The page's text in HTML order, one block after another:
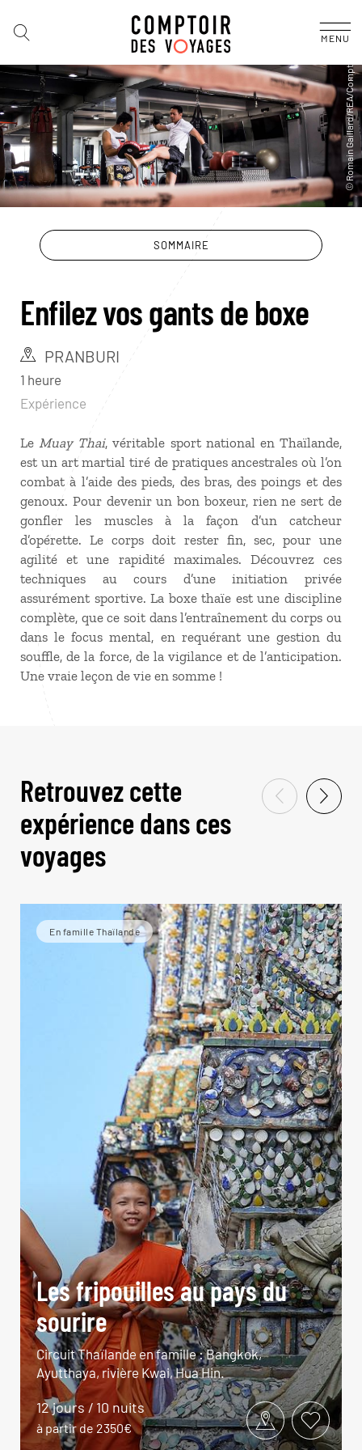
MENU
SOMMAIRE
Enfilez vos gants de boxe
PRANBURI
1 heure
Expérience
LeMuay Thai, véritable sport national en Thaïlande,
est un art martial tiré de pratiques ancestrales où l’on
combat à l’aide des pieds, des bras, des poings et des
genoux. Pour devenir un bon boxeur, rien ne sert de
gonfler les muscles à la façon d’un catcheur
d’opérette. Le corps doit rester fin, sec, pour une
agilité et une rapidité maximales. Découvrez ces
techniques au cours d’une initiation privée
assurément sportive. La boxe thaïe est une discipline
complète, que ce soit dans l’entraînement du corps ou
dans le focus mental, en requérant une gestion du
souffle, de la force, de la vigilance et de l’anticipation.
Une vraie leçon de vie en somme !
Retrouvez cette
expérience dans ces
voyages
En famille Thaïlande
Les fripouilles au pays du
sourire
Circuit Thaïlande en famille : Bangkok,
Ayutthaya, rivière Kwai, Hua Hin.
12 jours / 10 nuits
à partir de 2350€